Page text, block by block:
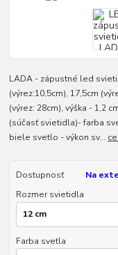
LADA - zápustné led
(výrez:10,5cm), 17,5cm
(výrez: 28cm), výška - 1,2
(súčasť svietidla)- farba
biele svetlo - výkon sv...
Dostupnosť
Na
Rozmer svietidla
Farba svetla